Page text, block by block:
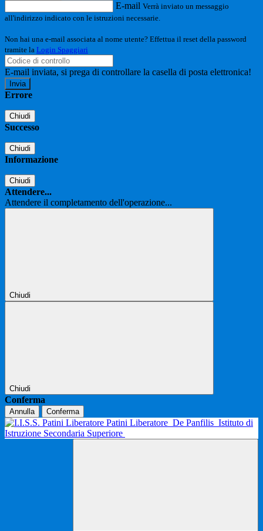
E-mail Verrà inviato un messaggio
all'indirizzo indicato con le istruzioni necessarie.
Non hai una e-mail associata al nome utente? Effettua il reset della password
tramite la Login Spaggiari
E-mail inviata, si prega di controllare la casella di posta elettronica!
Errore
Chiudi
Successo
Chiudi
Informazione
Chiudi
Attendere...
Attendere il completamento dell'operazione...
Chiudi
Chiudi
Conferma
Annulla Conferma
Patini Liberatore De Panfilis Istituto di
Istruzione Secondaria Superiore